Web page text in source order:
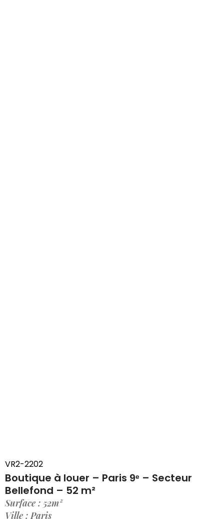
VR2-2202
Boutique à louer – Paris 9ᵉ – Secteur
Bellefond – 52 m²
Surface : 52m²
Ville : Paris